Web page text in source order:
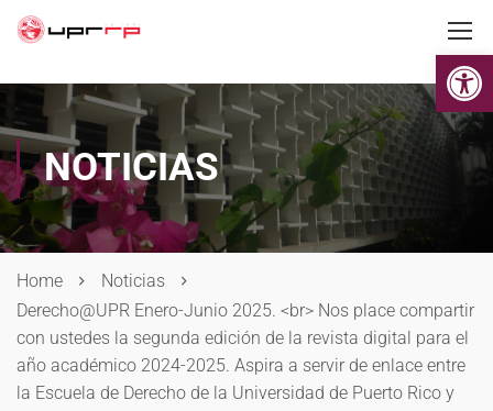
NOTICIAS
Home
Noticias
Derecho@UPR Enero-Junio 2025. <br> Nos place compartir
con ustedes la segunda edición de la revista digital para el
año académico 2024-2025. Aspira a servir de enlace entre
la Escuela de Derecho de la Universidad de Puerto Rico y